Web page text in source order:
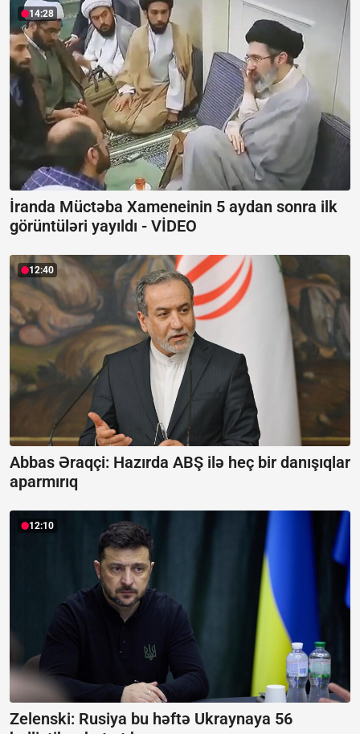
14:28
İranda Müctəba Xameneinin 5 aydan sonra ilk
görüntüləri yayıldı - VİDEO
12:40
Abbas Əraqçi: Hazırda ABŞ ilə heç bir danışıqlar
aparmırıq
12:10
Zelenski: Rusiya bu həftə Ukraynaya 56